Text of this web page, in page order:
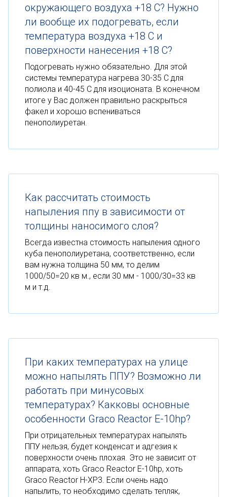
окружающего воздуха +18 С? Нужно
ли вообще их подогревать, если
температура воздуха +18 С и
поверхности нанесения +18 С?
Подогревать нужно обязательно. Для этой
системы температура нагрева 30-35 С для
полиола и 40-45 С для изоционата. В конечном
итоге у Вас должен правильно раскрыться
факел и хорошо вспениваться
пенополиуретан.
Как рассчитать стоимость
напыления ппу в зависимости от
толщины наносимого слоя?
Всегда известна стоимость напыления одного
куба пенополиуретана, соответственно, если
вам нужна толщина 50 мм, то делим
1000/50=20 кв м., если 30 мм - 1000/30=33 кв
м и т.д.
При каких температурах на улице
можно напылять ППУ? Возможно ли
работать при минусовых
температурах? Какковы основные
особенности Graco Reactor E-10hp?
При отрицательных температурах напылять
ППУ нельзя, будет конденсат и адгезия к
поверхности очень плохая. Это не зависит от
аппарата, хоть Graco Reactor E-10hp, хоть
Graco Reactor H-XP3. Если очень надо
напылить, то необходимо сделать тепляк,